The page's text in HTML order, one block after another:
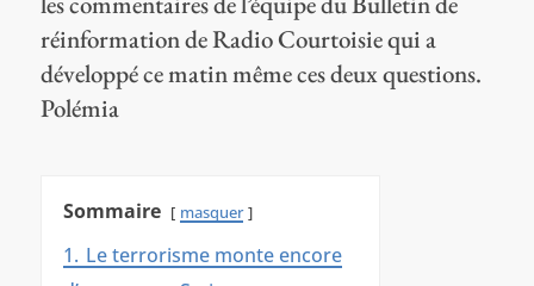
réinformation de Radio Courtoisie qui a
développé ce matin même ces deux questions.
Polémia
Sommaire masquer
1. Le terrorisme monte encore